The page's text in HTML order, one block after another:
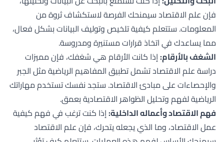
فإن علم الاقتصاد سيمنحك الفرصة لاستكشاف ثروة من
المعلومات. ستتعلم كيفية تلخيص وتوليف البيانات بشكل فعال،
مما يساعدك في اتخاذ قرارات مستنيرة ومدروسة.
الشغف بالأرقام:إذا كانت الأرقام هي شغفك، فإن مميزات
دراسة علم الاقتصاد تشمل تطبيق المفاهيم الرياضية مثل الجبر
والإحصاءات على مبادئ الاقتصاد. ستجد نفسك تستخدم مهاراتك
الرياضية لفهم وتحليل الظواهر الاقتصادية بعمق.
فهم الاقتصاد وأعماله الداخلية:إذا كنت ترغب في فهم كيفية
عمل الاقتصاد، وما الذي يجعله يتحرك، فإن علم الاقتصاد